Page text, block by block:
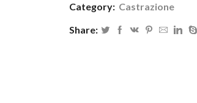
Category: Castrazione
Share: